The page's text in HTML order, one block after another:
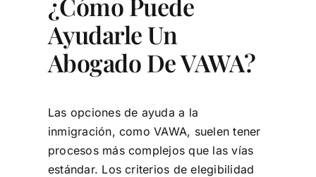
Ayudarle Un
Abogado De VAWA?
Las opciones de ayuda a la
inmigración, como VAWA, suelen tener
procesos más complejos que las vías
estándar. Los criterios de elegibilidad